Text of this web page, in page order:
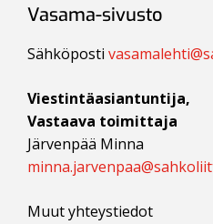
Vasama-sivusto
Sähköposti
Viestintäasiantuntija,
Vastaava toimittaja
Järvenpää Minna
Muut yhteystiedot